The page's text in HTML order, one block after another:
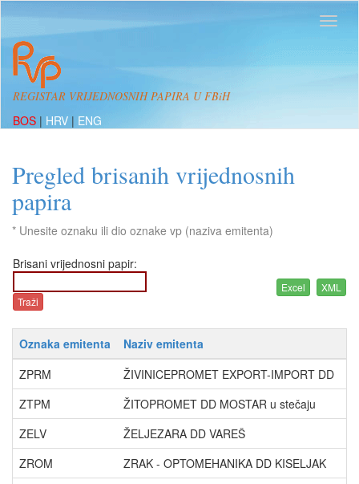
REGISTAR VRIJEDNOSNIH PAPIRA U FBiH
BOS | HRV | ENG
Pregled brisanih vrijednosnih
papira
* Unesite oznaku ili dio oznake vp (naziva emitenta)
Brisani vrijednosni papir:
Oznaka emitenta
Naziv emitenta
ZPRM
ŽIVINICEPROMET EXPORT-IMPORT DD
ZTPM
ŽITOPROMET DD MOSTAR u stečaju
ZELV
ŽELJEZARA DD VAREŠ
ZROM
ZRAK - OPTOMEHANIKA DD KISELJAK